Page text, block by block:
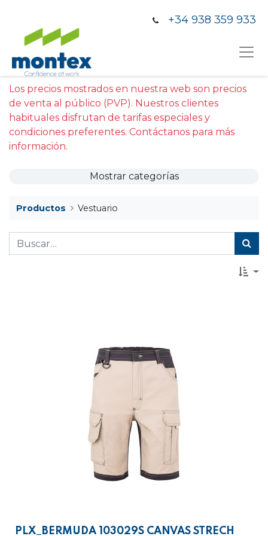
+34 938 359 933
Los precios mostrados en nuestra web son precios
de venta al público (PVP). Nuestros clientes
habituales disfrutan de tarifas especiales y
condiciones preferentes. Contáctanos para más
información.
Mostrar categorías
Productos Vestuario
PLX_BERMUDA 103029S CANVAS STRECH